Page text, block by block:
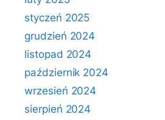
styczeń 2025
grudzień 2024
listopad 2024
październik 2024
wrzesień 2024
sierpień 2024